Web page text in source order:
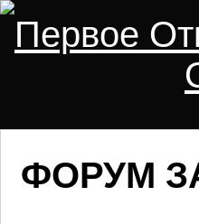
Первое
ФОРУМ